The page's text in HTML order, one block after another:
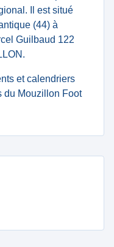
Il est situé
(44) à
Guilbaud 122
et calendriers
du Mouzillon Foot